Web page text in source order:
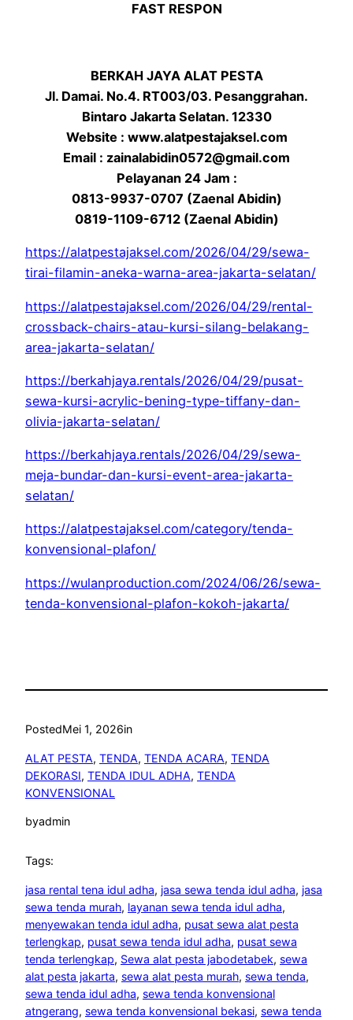
FAST RESPON
BERKAH JAYA ALAT PESTA
Jl. Damai. No.4. RT003/03. Pesanggrahan.
Bintaro Jakarta Selatan. 12330
Website : www.alatpestajaksel.com
Email : zainalabidin0572@gmail.com
Pelayanan 24 Jam :
0813-9937-0707 (Zaenal Abidin)
0819-1109-6712 (Zaenal Abidin)
https://alatpestajaksel.com/2026/04/29/sewa-
tirai-filamin-aneka-warna-area-jakarta-selatan/
https://alatpestajaksel.com/2026/04/29/rental-
crossback-chairs-atau-kursi-silang-belakang-
area-jakarta-selatan/
https://berkahjaya.rentals/2026/04/29/pusat-
sewa-kursi-acrylic-bening-type-tiffany-dan-
olivia-jakarta-selatan/
https://berkahjaya.rentals/2026/04/29/sewa-
meja-bundar-dan-kursi-event-area-jakarta-
selatan/
https://alatpestajaksel.com/category/tenda-
konvensional-plafon/
https://wulanproduction.com/2024/06/26/sewa-
tenda-konvensional-plafon-kokoh-jakarta/
PostedMei 1, 2026in
ALAT PESTA, TENDA, TENDA ACARA, TENDA
DEKORASI, TENDA IDUL ADHA, TENDA
KONVENSIONAL
byadmin
Tags:
jasa rental tena idul adha, jasa sewa tenda idul adha, jasa
sewa tenda murah, layanan sewa tenda idul adha
menyewakan tenda idul adha, pusat sewa alat pesta
terlengkap, pusat sewa tenda idul adha, pusat sewa
tenda terlengkap, Sewa alat pesta jabodetabek, sewa
alat pesta jakarta, sewa alat pesta murah, sewa tenda
sewa tenda idul adha, sewa tenda konvensional
atngerang, sewa tenda konvensional bekasi, sewa tenda